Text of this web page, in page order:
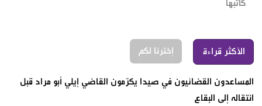
كاتبها
الأكثر قراءة إخترنا لكم
المساعدون القضائيون في صيدا يكرّمون القاضي إيلي أبو مراد قبل
انتقاله إلى البقاع